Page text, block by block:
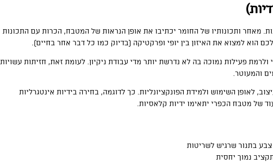
מאחר ותכונותיו של החומר יכתיבו את אופן הנראות של המטבח, הכרות עם התכונות
הוא למצוא את האיזון בין יופי ופרקטיקה (בדיוק כמו כל דבר אחר בחיים).
פעילות נמוכה בה לא נדרשת יותר מדי עבודת ניקיון. לעומת זאת, חזיתות עשויות
והמעוטר.
לאופן השימוש ולמידת הפונקציונליות. כך לדוגמה, בחירה בידיות אינטגרליות
של מטבח הכפרי יתאימו ידיות קלאסיות.
צבע בתנור שרגיש לשריטות
נמוך יחסית